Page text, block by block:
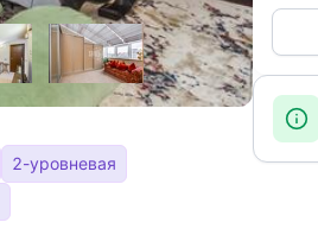
2-уровневая